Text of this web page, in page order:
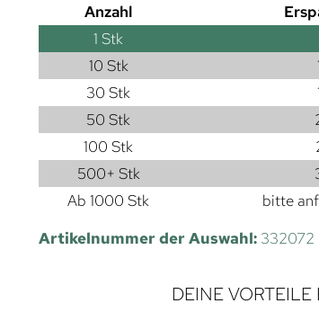
Anzahl
1 Stk
10 Stk
30 Stk
50 Stk
100 Stk
500+ Stk
Ab 1000 Stk
bitte
Artikelnummer der Auswahl: 332072
DEINE